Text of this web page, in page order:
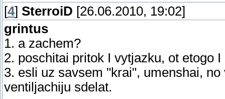
[4] SterroiD [26.06.2010, 19:02]
grintus
1. a zachem?
2. poschitai pritok I vytjazku, ot etogo
3. esli uz savsem "krai", umenshai,
ventiljachiju sdelat.